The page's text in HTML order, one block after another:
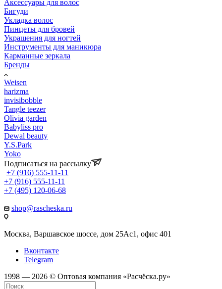
Аксессуары для волос
Бигуди
Укладка волос
Пинцеты для бровей
Украшения для ногтей
Инструменты для маникюра
Карманные зеркала
Бренды
Weisen
harizma
invisibobble
Tangle teezer
Olivia garden
Babyliss pro
Dewal beauty
Y.S.Park
Yoko
Подписаться на рассылку
+7 (916) 555-11-11
+7 (916) 555-11-11
+7 (495) 120-06-68
shop@rascheska.ru
Москва, Варшавское шоссе, дом 25Аc1, офис 401
Вконтакте
Telegram
1998 — 2026 © Оптовая компания «Расчёска.ру»